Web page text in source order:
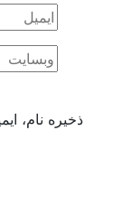
ذخیره نام، ایمیل